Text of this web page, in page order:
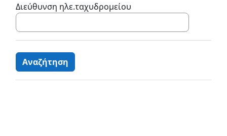
Διεύθυνση ηλε.ταχυδρομείου